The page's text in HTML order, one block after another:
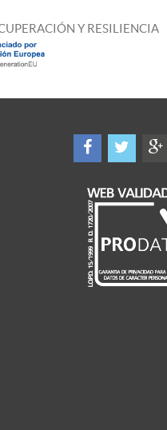
Y RESILIENCIA